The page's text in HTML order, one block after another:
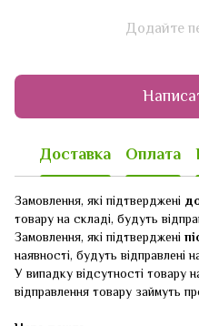
Додайте
Доставка Оплата
Замовлення, які підтверджені
товару на складі, будуть
Замовлення, які підтверджені
наявності, будуть відправлені
У випадку відсутності товару
відправлення товару займуть